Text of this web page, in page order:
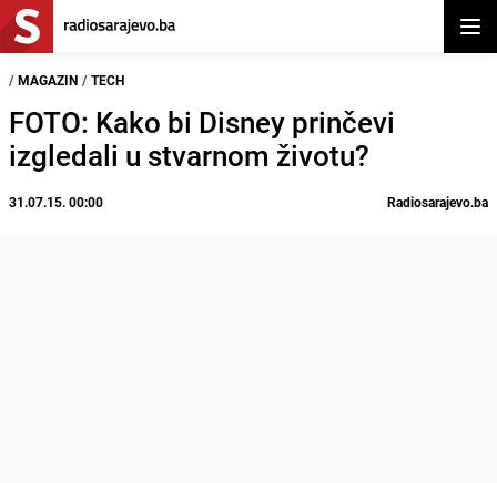
/ MAGAZIN / TECH
FOTO: Kako bi Disney prinčevi
izgledali u stvarnom životu?
31.07.15. 00:00 Radiosarajevo.ba